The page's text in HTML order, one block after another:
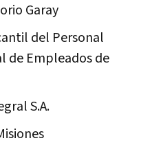
Garay
del Personal
de Empleados de
S.A.